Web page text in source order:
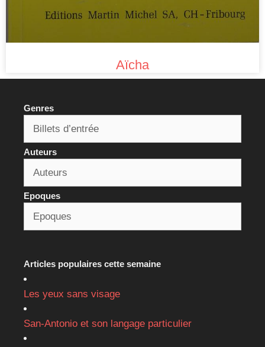
Aïcha
Genres
Auteurs
Epoques
Articles populaires cette semaine
Les yeux sans visage
San-Antonio et son langage particulier